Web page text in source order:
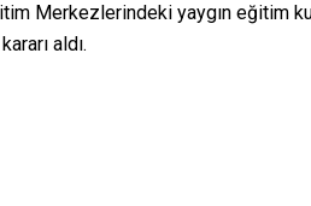
Merkezlerindeki yaygın eğitim
aldı.